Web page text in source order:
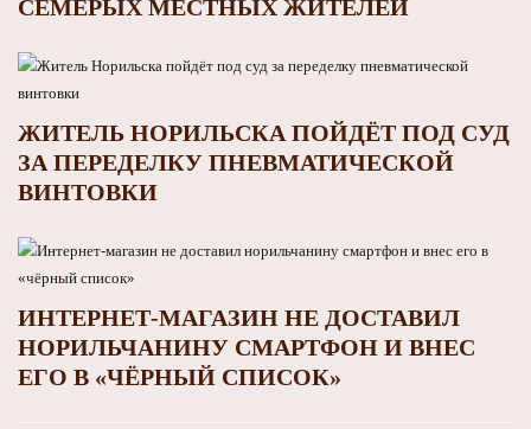
СЕМЕРЫХ МЕСТНЫХ ЖИТЕЛЕЙ
ЖИТЕЛЬ НОРИЛЬСКА ПОЙДЁТ ПОД СУД
ЗА ПЕРЕДЕЛКУ ПНЕВМАТИЧЕСКОЙ
ВИНТОВКИ
ИНТЕРНЕТ-МАГАЗИН НЕ ДОСТАВИЛ
НОРИЛЬЧАНИНУ СМАРТФОН И ВНЕС
ЕГО В «ЧЁРНЫЙ СПИСОК»